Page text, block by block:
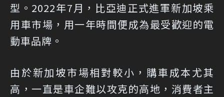
型。2022年7月，比亞迪正式進軍新加坡乘
用車市場，用一年時間便成為最受歡迎的電
動車品牌。
由於新加坡市場相對較小，購車成本尤其
高，一直是車企難以攻克的高地，消費者主